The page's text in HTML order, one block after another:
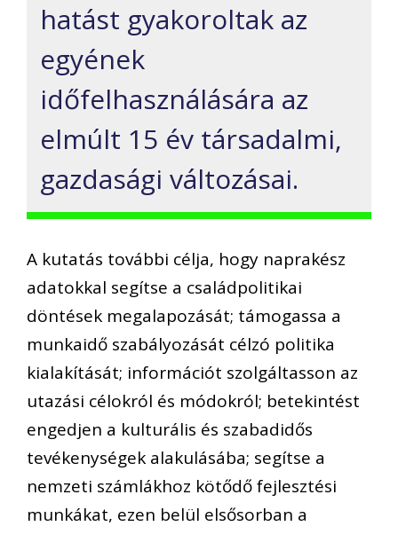
hatást gyakoroltak az
egyének
időfelhasználására az
elmúlt 15 év társadalmi,
gazdasági változásai.
A kutatás további célja, hogy naprakész
adatokkal segítse a családpolitikai
döntések megalapozását; támogassa a
munkaidő szabályozását célzó politika
kialakítását; információt szolgáltasson az
utazási célokról és módokról; betekintést
engedjen a kulturális és szabadidős
tevékenységek alakulásába; segítse a
nemzeti számlákhoz kötődő fejlesztési
munkákat, ezen belül elsősorban a